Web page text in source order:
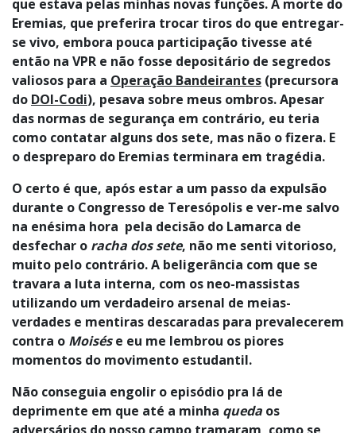
que estava pelas minhas novas funções. A morte do
Eremias, que preferira trocar tiros do que entregar-
se vivo, embora pouca participação tivesse até
então na VPR e não fosse depositário de segredos
valiosos para a Operação Bandeirantes (precursora
do DOI-Codi), pesava sobre meus ombros. Apesar
das normas de segurança em contrário, eu teria
como contatar alguns dos sete, mas não o fizera. E
o despreparo do Eremias terminara em tragédia.
O certo é que, após estar a um passo da expulsão
durante o Congresso de Teresópolis e ver-me salvo
na enésima hora pela decisão do Lamarca de
desfechar o racha dos sete, não me senti vitorioso,
muito pelo contrário. A beligerância com que se
travara a luta interna, com os neo-massistas
utilizando um verdadeiro arsenal de meias-
verdades e mentiras descaradas para prevalecerem
contra o Moisése eu me lembrou os piores
momentos do movimento estudantil.
Não conseguia engolir o episódio pra lá de
deprimente em que até a minha queda os